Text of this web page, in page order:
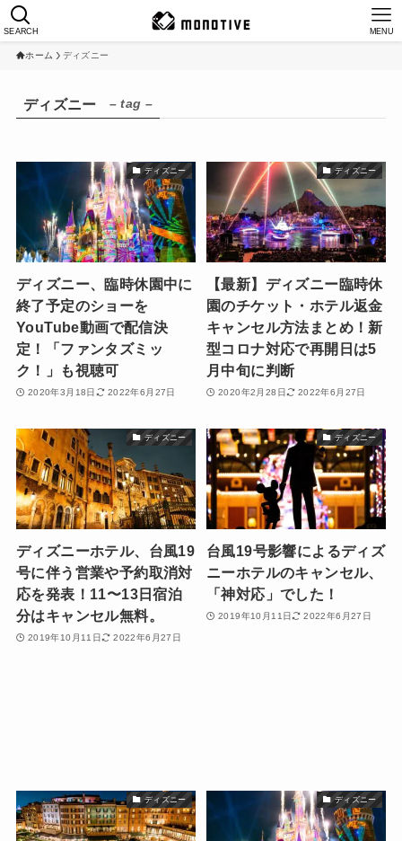
SEARCH MENU
ホーム ディズニー
ディズニー – tag –
ディズニー
ディズニー、臨時休園中に
終了予定のショーを
YouTube動画で配信決
定！「ファンタズミッ
ク！」も視聴可
2020年3月18日 2022年6月27日
ディズニー
【最新】ディズニー臨時休
園のチケット・ホテル返金
キャンセル方法まとめ！新
型コロナ対応で再開日は5
月中旬に判断
2020年2月28日 2022年6月27日
ディズニー
ディズニーホテル、台風19
号に伴う営業や予約取消対
応を発表！11〜13日宿泊
分はキャンセル無料。
2019年10月11日 2022年6月27日
ディズニー
台風19号影響によるディズ
ニーホテルのキャンセル、
「神対応」でした！
2019年10月11日 2022年6月27日
ディズニー ディズニー